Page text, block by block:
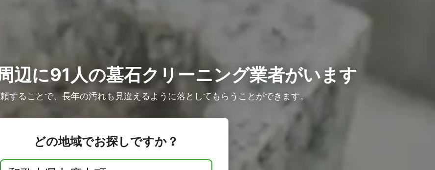
辺に91人の墓石クリーニング業者がいます
することで、長年の汚れも見違えるように落としてもらうことができます。
どの地域でお探しですか？